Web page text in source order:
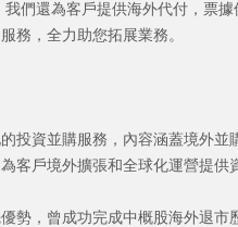
們還為客戶提供海外代付，票
務，全力助您拓展業務。
投資並購服務，內容涵蓋境外
客戶境外擴張和全球化運營提供
勢，曾成功完成中概股海外退